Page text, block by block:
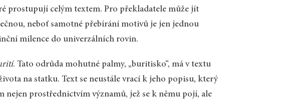
prostupují celým textem. Pro překladatele může jít
neboť samotné přebírání motivů je jen jednou
milence do univerzálních rovin.
. Tato odrůda mohutné palmy, „buritisko“, má v textu
na statku. Text se neustále vrací k jeho popisu, který
nejen prostřednictvím významů, jež se k němu pojí, ale